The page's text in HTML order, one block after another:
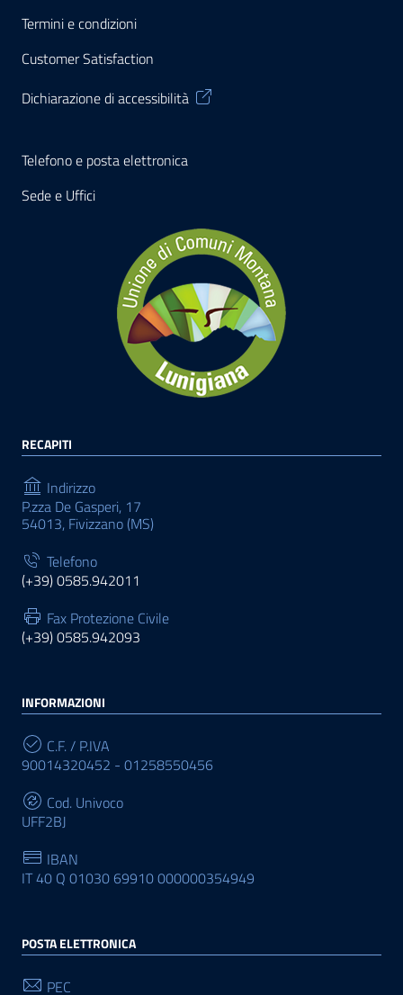
Termini e condizioni
Customer Satisfaction
Dichiarazione di accessibilità
Telefono e posta elettronica
Sede e Uffici
RECAPITI
Indirizzo
P.zza De Gasperi, 17
54013, Fivizzano (MS)
Telefono
(+39) 0585.942011
Fax Protezione Civile
(+39) 0585.942093
INFORMAZIONI
C.F. / P.IVA
90014320452 - 01258550456
Cod. Univoco
UFF2BJ
IBAN
IT 40 Q 01030 69910 000000354949
POSTA ELETTRONICA
PEC